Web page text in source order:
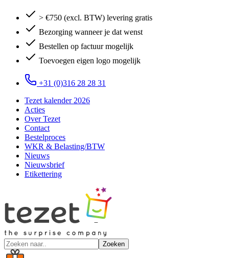
> €750 (excl. BTW) levering gratis
Bezorging wanneer je dat wenst
Bestellen op factuur mogelijk
Toevoegen eigen logo mogelijk
+31 (0)316 28 28 31
Tezet kalender 2026
Acties
Over Tezet
Contact
Bestelproces
WKR & Belasting/BTW
Nieuws
Nieuwsbrief
Etikettering
Zoeken